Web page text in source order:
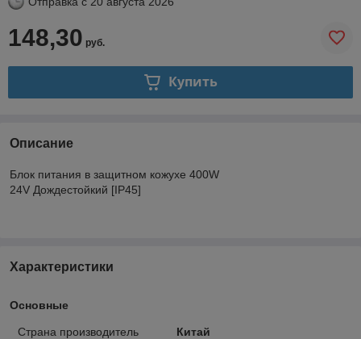
148,30 руб.
Купить
Описание
Блок питания в защитном кожухе 400W
24V Дождестойкий [IP45]
Характеристики
Основные
Страна производитель
Китай